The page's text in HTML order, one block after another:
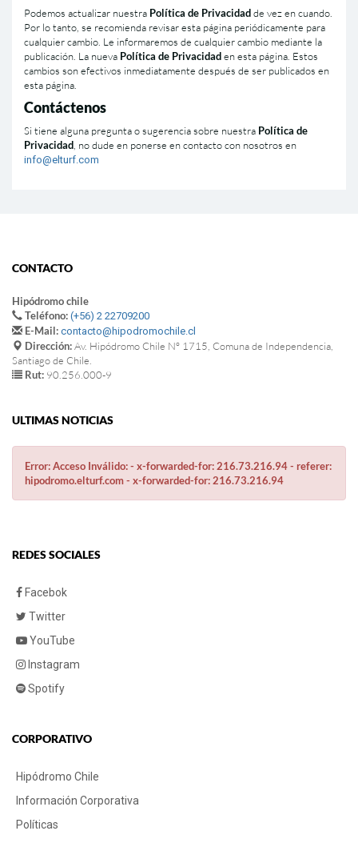
Podemos actualizar nuestra Polí­tica de Privacidadde vez en cuando.
Por lo tanto, se recomienda revisar esta página periódicamente para
cualquier cambio. Le informaremos de cualquier cambio mediante la
publicación. La nueva Polí­tica de Privacidaden esta página. Estos
cambios son efectivos inmediatamente después de ser publicados en
esta página.
Contáctenos
Si tiene alguna pregunta o sugerencia sobre nuestra Polí­tica de
Privacidad , no dude en ponerse en contacto con nosotros en
info@elturf.com
CONTACTO
Hipódromo chile
Teléfono: (+56) 2 22709200
E-Mail: contacto@hipodromochile.cl
Dirección:Av. Hipódromo Chile Nº 1715, Comuna de Independencia,
Santiago de Chile.
Rut: 90.256.000-9
ULTIMAS NOTICIAS
Error: Acceso Inválido: - x-forwarded-for: 216.73.216.94 - referer:
hipodromo.elturf.com - x-forwarded-for: 216.73.216.94
REDES SOCIALES
Facebok
Twitter
YouTube
Instagram
Spotify
CORPORATIVO
Hipódromo Chile
Información Corporativa
Políticas